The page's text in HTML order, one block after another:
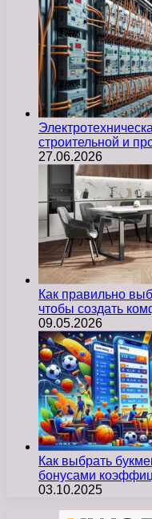
строительной и
27.06.2026
Как правильно
чтобы создать
09.05.2026
Как выбрать
бонусами
03.10.2025